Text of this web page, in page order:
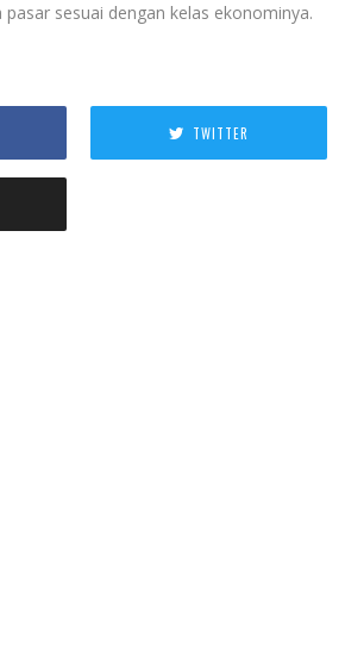
sesuai dengan kelas ekonominya.
TWITTER